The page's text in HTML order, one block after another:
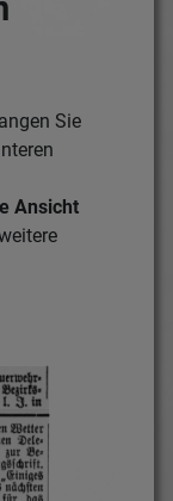
Sie
Ansicht